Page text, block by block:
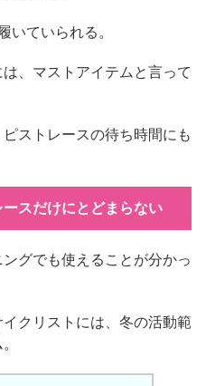
いていられる。
、マストアイテムと言って
ストレースの待ち時間にも
スだけにとどまらない
グでも使えることが分かっ
クリストには、冬の活動範